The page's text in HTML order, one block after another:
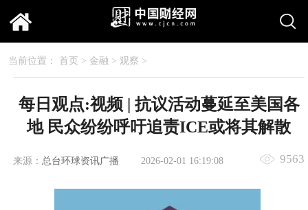
当前位置： 首页 > 金融 > 观察 >
每日观点:视频 | 抗议活动蔓延至美国各
地 民众纷纷呼吁追责ICE或将其解散
来源： 总台环球资讯广播 2026-02-01 16:19:08 9563